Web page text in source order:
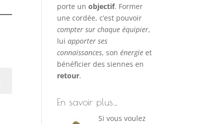
porte unobjectif. Former
une cordée, c’est pouvoir
compter sur chaque équipier,
luiapporter ses
connaissances, sonénergie et
bénéficier des siennes en
retour.
En savoir plus…
Si vous voulez